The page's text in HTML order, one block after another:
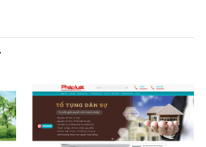
bạn.
cho website WordPress